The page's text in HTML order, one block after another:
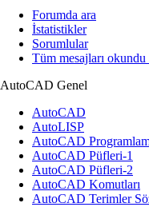
Forumda ara
İstatistikler
Sorumlular
Tüm mesajları okundu
AutoCAD Genel
AutoCAD
AutoLISP
AutoCAD
AutoCAD Püfleri-1
AutoCAD Püfleri-2
AutoCAD Komutları
AutoCAD Terimler